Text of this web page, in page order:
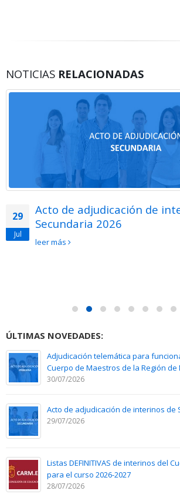
NOTICIAS RELACIONADAS
29
Jul
Acto de adjudicación de
Secundaria 2026
leer más
ÚLTIMAS NOVEDADES:
Adjudicación telemática para
Cuerpo de Maestros de la Región de
30/07/2026
Acto de adjudicación de interinos de
29/07/2026
Listas DEFINITIVAS de interinos del
para el curso 2026-2027
28/07/2026